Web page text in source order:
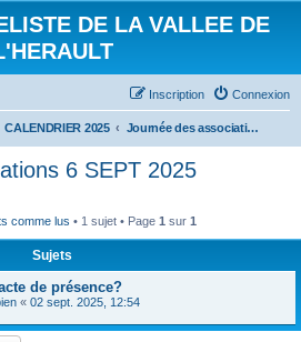
DE LA VALLEE DE
Connexion
Inscription
CALENDRIER 2025 Journée des associations 6 SEPT 2025
6 SEPT 2025
comme lus • 1 sujet • Page 1 sur 1
Sujets
de présence?
« 02 sept. 2025, 12:54